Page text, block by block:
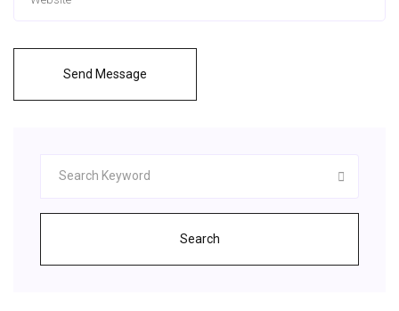
Send Message
Search